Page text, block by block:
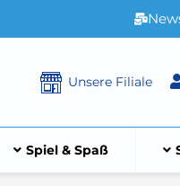
Unsere Filiale
Spiel & Spaß